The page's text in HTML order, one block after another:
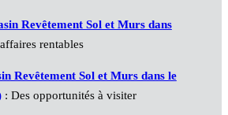
Revêtement Sol et Murs dans
rentables
Revêtement Sol et Murs dans le
: Des opportunités à visiter